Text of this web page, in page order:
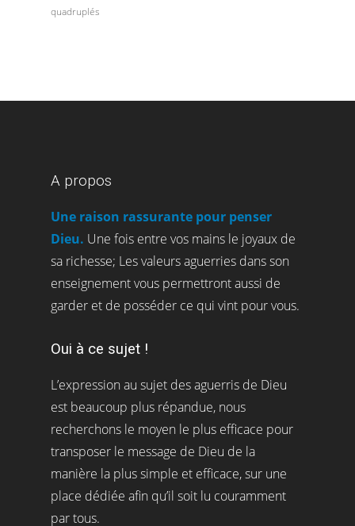
quadruplés
A propos
Une raison rassurante pour penser
Dieu. Une fois entre vos mains le joyaux de
sa richesse; Les valeurs aguerries dans son
enseignement vous permettront aussi de
garder et de posséder ce qui vint pour vous.
Oui à ce sujet !
L’expression au sujet des aguerris de Dieu
est beaucoup plus répandue, nous
recherchons le moyen le plus efficace pour
transposer le message de Dieu de la
manière la plus simple et efficace, sur une
place dédiée afin qu’il soit lu couramment
par tous.